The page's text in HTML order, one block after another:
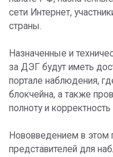
сети Интернет,
страны.
Назначенные и
за ДЭГ будут иметь
портале наблюдения,
блокчейна, а также
полноту и
Нововведением в этом
представителей для